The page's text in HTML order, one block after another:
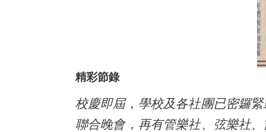
精彩節錄
校慶即屆，學校及各社團已密鑼
聯合晚會，再有管樂社、弦樂社